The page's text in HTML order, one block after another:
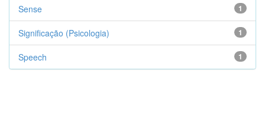
1
Sense
1
Significação (Psicologia)
1
Speech